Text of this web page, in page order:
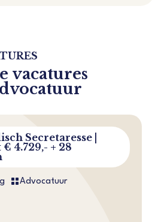
vacatures
Secretaresse |
4.729,- + 28
Advocatuur